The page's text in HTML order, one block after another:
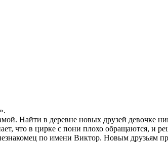
Найти в деревне новых друзей девочке
что в цирке с пони плохо обращаются, и
по имени Виктор. Новым друзьям